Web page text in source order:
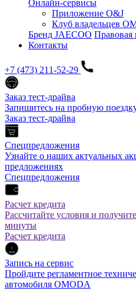
Онлайн-сервисы
Приложение O&J
Клуб владельцев
Бренд JAECOO
Контакты
+7 (473) 211-52-29
Заказ тест-драйва
Запишитесь на пробную
Заказ тест-драйва
Спецпредложения
Узнайте о наших актуальных
предложениях
Спецпредложения
Расчет кредита
Рассчитайте условия и
минуты
Расчет кредита
Запись на сервис
Пройдите регламентное
автомобиля OMODA